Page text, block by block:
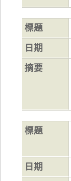
標題
日期
摘要
標題
日期